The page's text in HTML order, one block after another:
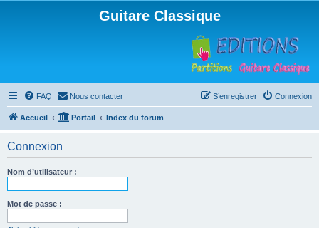
Guitare Classique
FAQ Nous contacter Connexion
S’enregistrer
Accueil Portail Index du forum
Connexion
Nom d’utilisateur :
Mot de passe :